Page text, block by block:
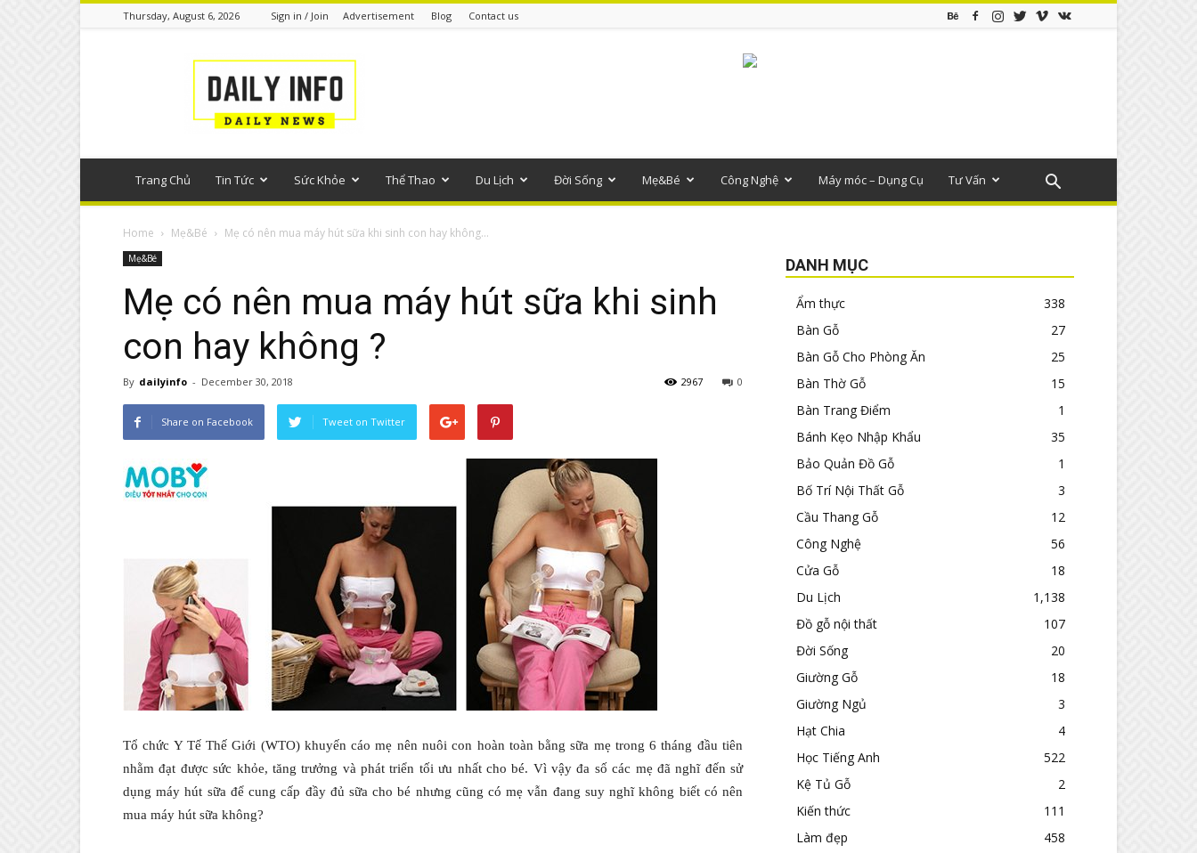
Thursday, August 6, 2026 Sign in / Join Advertisement Blog Contact us
thông
Trang Chủ Tin Tức Sức Khỏe Thể Thao Du Lịch Đời Sống Mẹ&Bé Công Nghệ Máy móc – Dụng Cụ Tư Vấn
Home Mẹ&Bé Mẹ có nên mua máy hút sữa khi sinh con hay không...
Mẹ&Bé
Mẹ có nên mua máy hút sữa khi sinh
con hay không ?
By dailyinfo - December 30, 2018 0
2967
Share on Facebook Tweet on Twitter
Tổ chức Y Tế Thế Giới (WTO) khuyến cáo mẹ nên nuôi con hoàn toàn bằng sữa mẹ trong 6 tháng đầu tiên
nhằm đạt được sức khỏe, tăng trưởng và phát triển tối ưu nhất cho bé. Vì vậy đa số các mẹ đã nghĩ đến sử
dụng máy hút sữa để cung cấp đầy đủ sữa cho bé nhưng cũng có mẹ vẫn đang suy nghĩ không biết có nên
mua máy hút sữa không?
DANH MỤC
Ẩm thực
338
Bàn Gỗ
27
Bàn Gỗ Cho Phòng Ăn
25
Bàn Thờ Gỗ
15
Bàn Trang Điểm
1
Bánh Kẹo Nhập Khẩu
35
Bảo Quản Đồ Gỗ
1
Bố Trí Nội Thất Gỗ
3
Cầu Thang Gỗ
12
Công Nghệ
56
Cửa Gỗ
18
Du Lịch
1,138
Đồ gỗ nội thất
107
Đời Sống
20
Giường Gỗ
18
Giường Ngủ
3
Hạt Chia
4
Học Tiếng Anh
522
Kệ Tủ Gỗ
2
Kiến thức
111
Làm đẹp
458